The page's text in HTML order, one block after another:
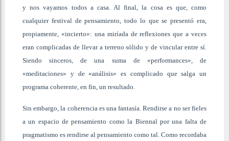
y nos vayamos todos a casa. Al final, la cosa es que, como
cualquier festival de pensamiento, todo lo que se presentó era,
propiamente, «incierto»: una miríada de reflexiones que a veces
eran complicadas de llevar a terreno sólido y de vincular entre sí.
Siendo sinceros, de una suma de «performances», de
«meditaciones» y de «análisis» es complicado que salga un
programa coherente, en fin, un resultado.
Sin embargo, la coherencia es una fantasía. Rendirse a no ser fieles
a un espacio de pensamiento como la Biennal por una falta de
pragmatismo es rendirse al pensamiento como tal. Como recordaba